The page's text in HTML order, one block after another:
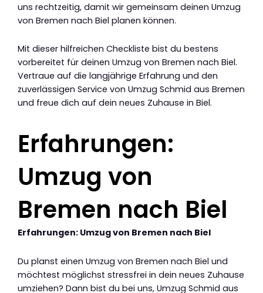
uns rechtzeitig, damit wir gemeinsam deinen Umzug
von Bremen nach Biel planen können.
Mit dieser hilfreichen Checkliste bist du bestens
vorbereitet für deinen Umzug von Bremen nach Biel.
Vertraue auf die langjährige Erfahrung und den
zuverlässigen Service von Umzug Schmid aus Bremen
und freue dich auf dein neues Zuhause in Biel.
Erfahrungen:
Umzug von
Bremen nach Biel
Erfahrungen: Umzug von Bremen nach Biel
Du planst einen Umzug von Bremen nach Biel und
möchtest möglichst stressfrei in dein neues Zuhause
umziehen? Dann bist du bei uns, Umzug Schmid aus